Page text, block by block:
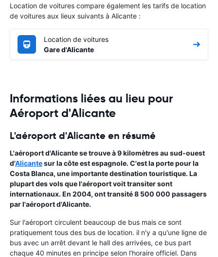
Location de voitures compare également les tarifs de location
de voitures aux lieux suivants à Alicante :
Location de voitures
Gare d'Alicante
Informations liées au lieu pour
Aéroport d'Alicante
L'aéroport d'Alicante en résumé
L'aéroport d'Alicantese trouve à 9 kilomètres au sud-ouest
d'Alicantesur la côte est espagnole. C'est la porte pour la
Costa Blanca, une importante destination touristique. La
plupart des vols que l'aéroport voit transiter sont
internationaux. En 2004, ont transité 8 500 000 passagers
par l'aéroport d'Alicante.
Sur l'aéroport circulent beaucoup de bus mais ce sont
pratiquement tous des bus de location. il n'y a qu'une ligne de
bus avec un arrêt devant le hall des arrivées, ce bus part
chaque 40 minutes en principe selon l'horaire officiel. Dans